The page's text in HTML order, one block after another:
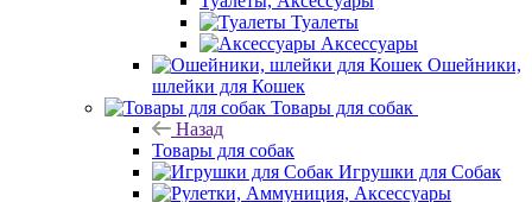
Туалеты
Аксессуары
Ошейники,
шлейки для Кошек
Товары для собак
Назад
Товары для собак
Игрушки для Собак